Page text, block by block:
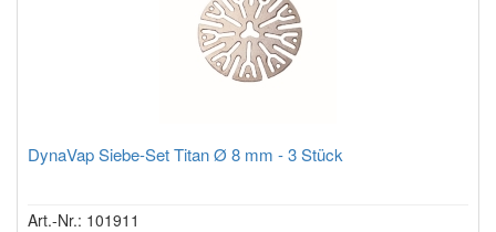
DynaVap Siebe-Set Titan Ø 8 mm - 3 Stück
Art.-Nr.: 101911